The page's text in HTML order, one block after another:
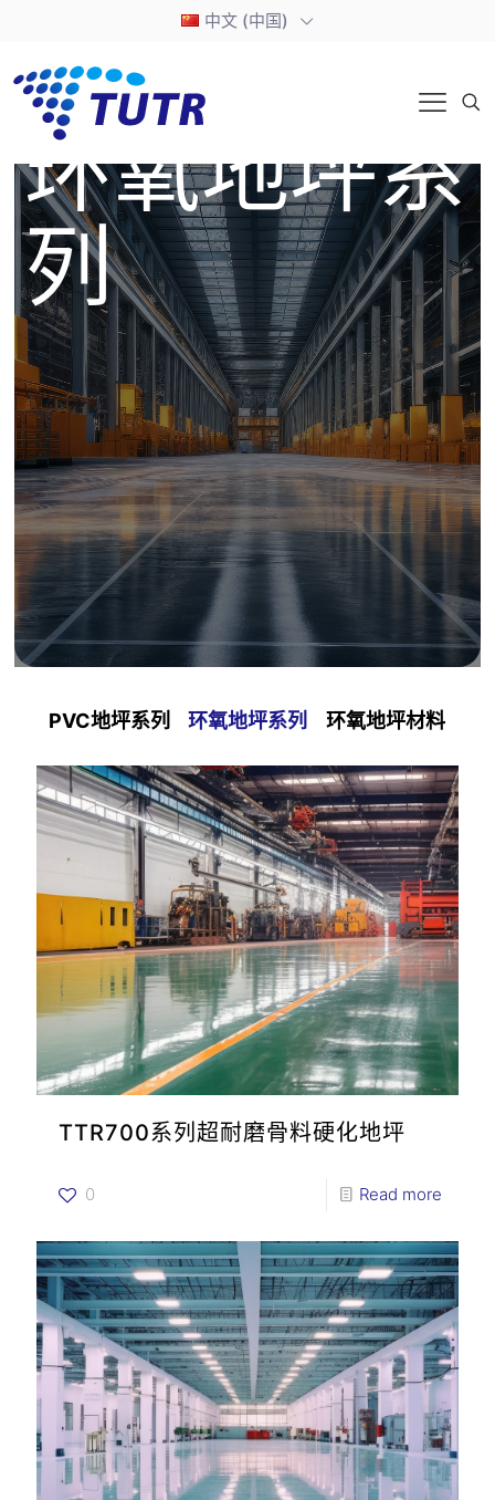
中文 (中国)
环氧地坪系
列
PVC地坪系列 环氧地坪系列 环氧地坪材料
TTR700系列超耐磨骨料硬化地坪
0 Read more